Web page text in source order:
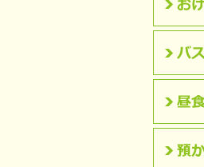
おけいこ教
バス送迎,
昼食につい